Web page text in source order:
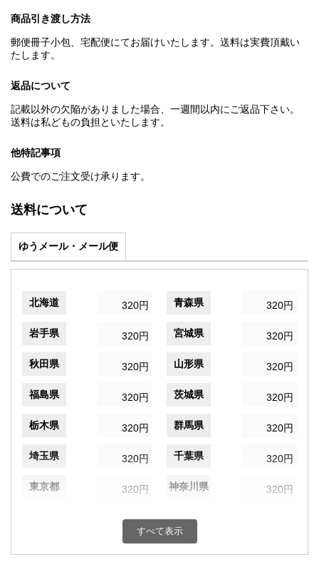
商品引き渡し方法
郵便冊子小包、宅配便にてお届けいたします。送料は実費頂戴い
たします。
返品について
記載以外の欠陥がありました場合、一週間以内にご返品下さい。
送料は私どもの負担といたします。
他特記事項
公費でのご注文受け承ります。
送料について
ゆうメール・メール便
北海道 320円 青森県 320円
岩手県 320円 宮城県 320円
秋田県 320円 山形県 320円
福島県 320円 茨城県 320円
栃木県 320円 群馬県 320円
埼玉県 320円 千葉県 320円
東京都 320円 神奈川県 320円
320円 富山県
すべて表示